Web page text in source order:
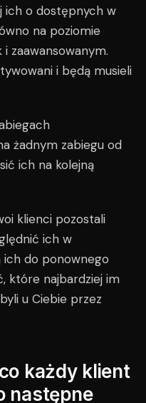
ich o dostępnych w
na poziomie
zaawansowanym.
i będą musieli
żadnym zabiegu od
ich na kolejną
klienci pozostali
ich w
do ponownego
które najbardziej im
u Ciebie przez
każdy klient
następne